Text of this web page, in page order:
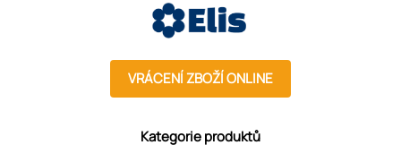
VRÁCENÍ ZBOŽÍ ONLINE
Kategorie produktů